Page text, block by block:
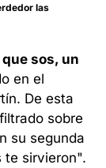
las
sos, un
en el
De esta
sobre
su segunda
te sirvieron".